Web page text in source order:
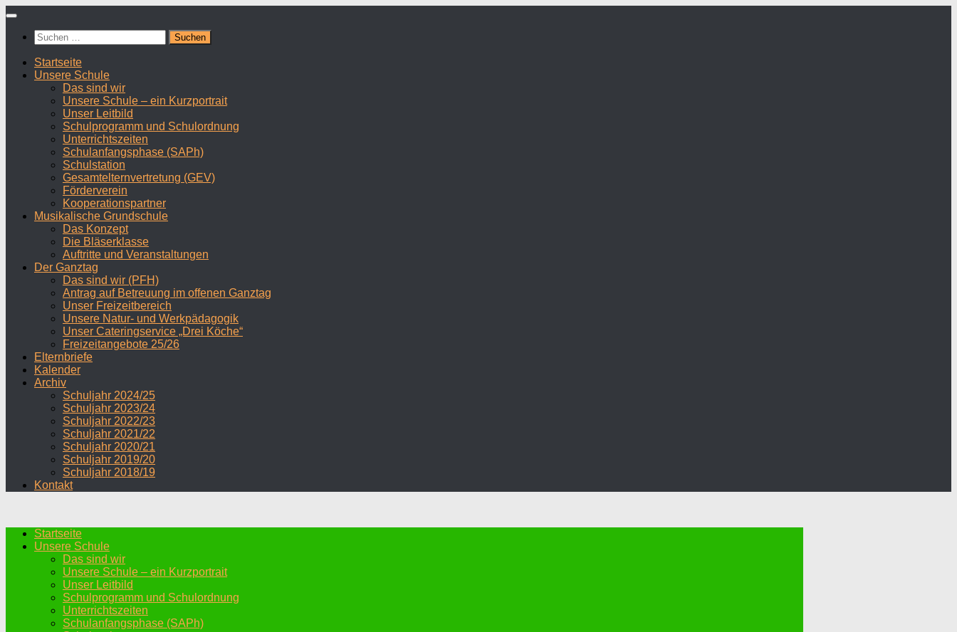
Zum
springenSuchen
nach:
Startseite
Unsere Schule
Das sind wir
Unsere Schule – ein Kurzportrait
Unser Leitbild
Schulprogramm und Schulordnung
Unterrichtszeiten
Schulanfangsphase (SAPh)
Schulstation
Gesamtelternvertretung (GEV)
Förderverein
Kooperationspartner
Musikalische Grundschule
Das Konzept
Die Bläserklasse
Auftritte und Veranstaltungen
Der Ganztag
Das sind wir (PFH)
Antrag auf Betreuung im offenen Ganztag
Unser Freizeitbereich
Unsere Natur- und Werkpädagogik
Unser Cateringservice „Drei Köche“
Freizeitangebote 25/26
Elternbriefe
Kalender
Archiv
Schuljahr 2024/25
Schuljahr 2023/24
Schuljahr 2022/23
Schuljahr 2021/22
Schuljahr 2020/21
Schuljahr 2019/20
Schuljahr 2018/19
Kontakt
Startseite
Unsere Schule
Das sind wir
Unsere Schule – ein Kurzportrait
Unser Leitbild
Schulprogramm und Schulordnung
Unterrichtszeiten
Schulanfangsphase (SAPh)